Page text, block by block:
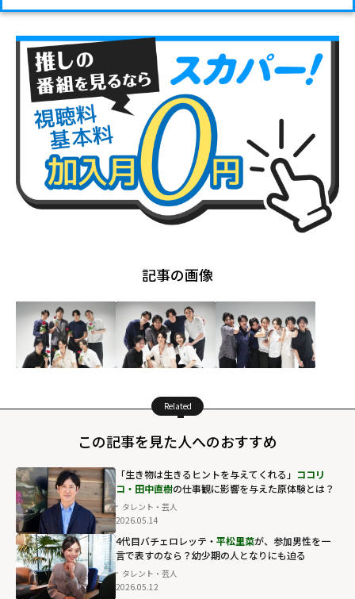
記事の画像
Related
この記事を見た人へのおすすめ
「生き物は生きるヒントを与えてくれる」 ココリ
コ・田中直樹の仕事観に影響を与えた原体験とは？
タレント・芸人
2026.05.14
4代目バチェロレッテ・ 平松里菜が、参加男性を一
言で表すのなら？幼少期の人となりにも迫る
タレント・芸人
2026.05.12